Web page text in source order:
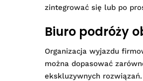
zintegrować się lub po
Biuro podróży
Organizacja wyjazdu
można dopasować
ekskluzywnych